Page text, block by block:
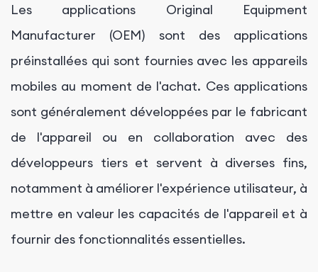
Les applications Original Equipment
Manufacturer (OEM) sont des applications
préinstallées qui sont fournies avec les appareils
mobiles au moment de l'achat. Ces applications
sont généralement développées par le fabricant
de l'appareil ou en collaboration avec des
développeurs tiers et servent à diverses fins,
notamment à améliorer l'expérience utilisateur, à
mettre en valeur les capacités de l'appareil et à
fournir des fonctionnalités essentielles.